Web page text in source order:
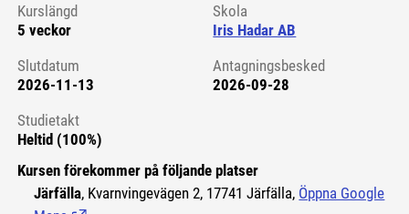
Kurslängd
5 veckor
Skola
Iris Hadar AB
Slutdatum
2026-11-13
Antagningsbesked
2026-09-28
Studietakt
Heltid (100%)
Kursen förekommer på följande platser
Järfälla, Kvarnvingevägen 2, 17741 Järfälla, Öppna Google